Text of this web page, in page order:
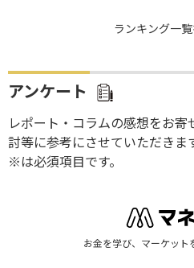
ランキング一
アンケート
レポート・コラムの感想をお
討等に参考にさせていただきま
※は必須項目です。
お金を学び、マーケット